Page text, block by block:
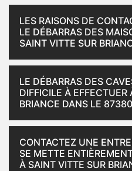
LES RAISONS DE
LE DÉBARRAS DES
SAINT VITTE SUR
LE DÉBARRAS DES
DIFFICILE À
BRIANCE DANS LE 87380
CONTACTEZ UNE
SE METTE
À SAINT VITTE SUR